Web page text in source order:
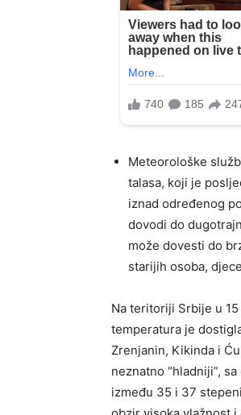
Meteorološke
talasa, koji je
iznad određenog
dovodi do
može dovesti do
starijih osoba,
Na teritoriji Srbije u
temperatura je
Zrenjanin, Kikinda i
neznatno “hladniji”,
između 35 i 37